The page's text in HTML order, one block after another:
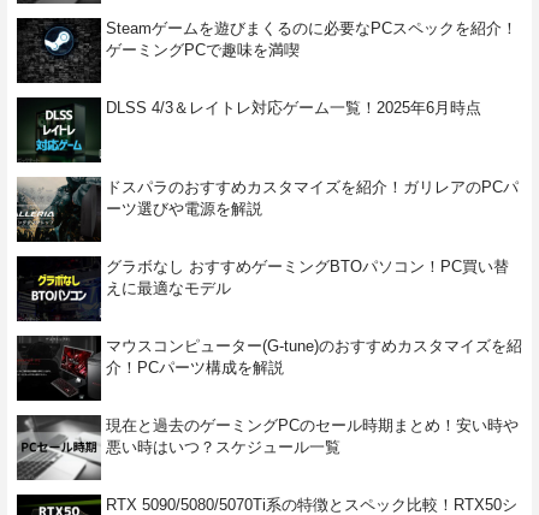
Steamゲームを遊びまくるのに必要なPCスペックを紹介！
ゲーミングPCで趣味を満喫
DLSS 4/3＆レイトレ対応ゲーム一覧！2025年6月時点
ドスパラのおすすめカスタマイズを紹介！ガリレアのPCパ
ーツ選びや電源を解説
グラボなし おすすめゲーミングBTOパソコン！PC買い替
えに最適なモデル
マウスコンピューター(G-tune)のおすすめカスタマイズを紹
介！PCパーツ構成を解説
現在と過去のゲーミングPCのセール時期まとめ！安い時や
悪い時はいつ？スケジュール一覧
RTX 5090/5080/5070Ti系の特徴とスペック比較！RTX50シ